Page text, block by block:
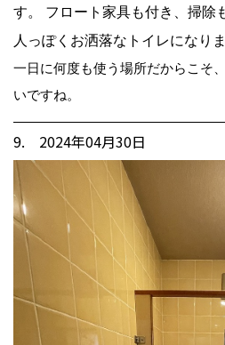
す。 フロート家具も付き、掃除
人っぽくお洒落なトイレになり
一日に何度も使う場所だからこそ
いですね。
9. 2024年04月30日